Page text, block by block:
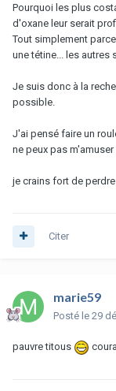
Pourquoi les plus
d'oxane leur serait
Tout simplement
une tétine... les autres
Je suis donc à la
possible.
J'ai pensé faire un
ne peux pas
je crains fort de perdre
Citer
marie59
Posté le 29
pauvre titous